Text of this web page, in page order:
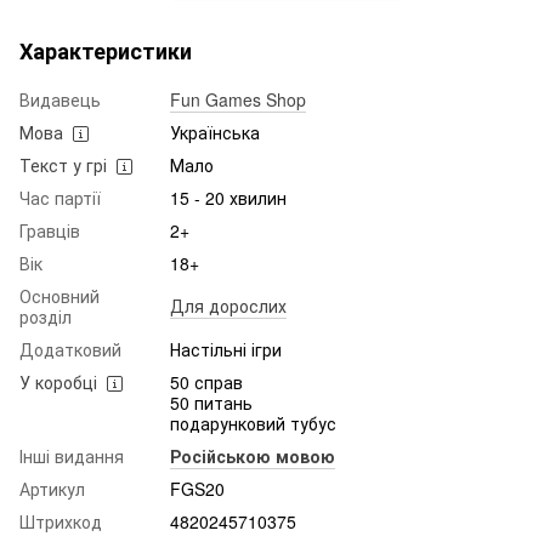
Характеристики
Видавець
Fun Games Shop
Мова
Українська
Текст у грі
Мало
Час партії
15 - 20 хвилин
Гравців
2+
Вік
18+
Основний
розділ
Для дорослих
Додатковий
Настільні ігри
У коробці
50 справ
50 питань
подарунковий тубус
Інші видання
Російською мовою
Артикул
FGS20
Штрихкод
4820245710375